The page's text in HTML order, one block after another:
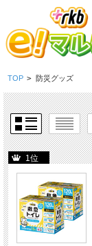
TOP > 防災グッズ
1位